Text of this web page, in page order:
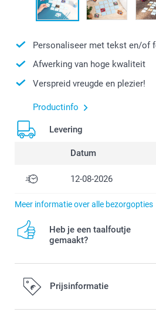
Personaliseer met tekst en/of
Afwerking van hoge kwaliteit
Verspreid vreugde en plezier!
Productinfo
Levering
Datum
12-08-2026
Meer informatie over alle bezorgopties
Heb je een taalfoutje
gemaakt?
Prijsinformatie